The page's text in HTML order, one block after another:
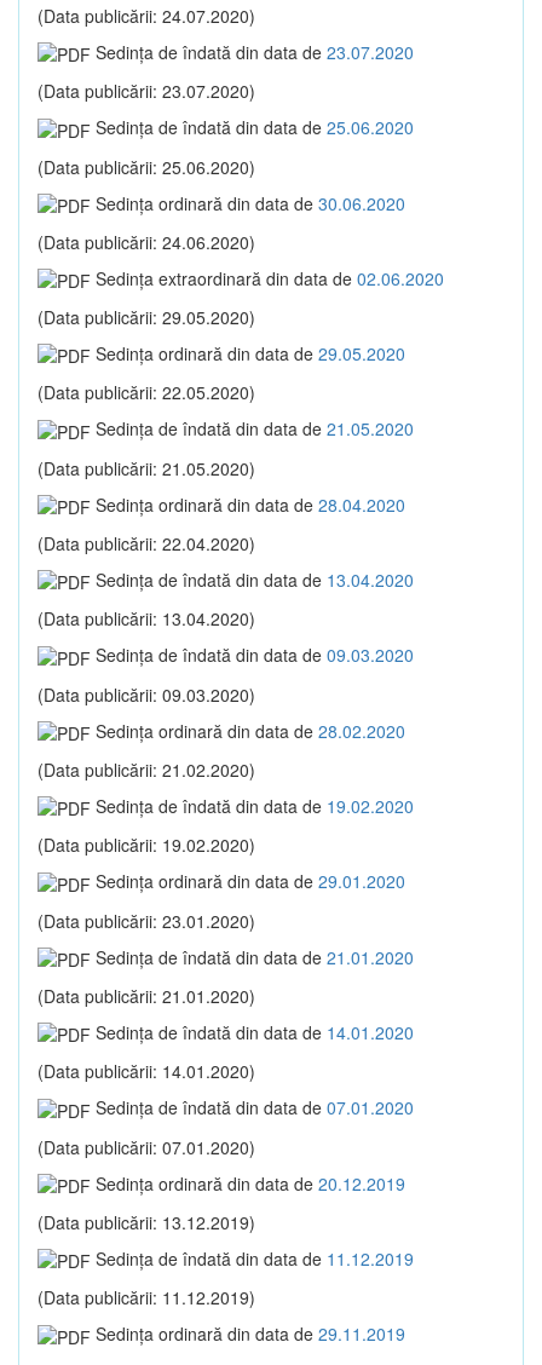
(Data publicării: 24.07.2020)
Sedinţa de îndată din data de 23.07.2020
(Data publicării: 23.07.2020)
Sedinţa de îndată din data de 25.06.2020
(Data publicării: 25.06.2020)
Sedinţa ordinară din data de 30.06.2020
(Data publicării: 24.06.2020)
Sedinţa extraordinară din data de 02.06.2020
(Data publicării: 29.05.2020)
Sedinţa ordinară din data de 29.05.2020
(Data publicării: 22.05.2020)
Sedinţa de îndată din data de 21.05.2020
(Data publicării: 21.05.2020)
Sedinţa ordinară din data de 28.04.2020
(Data publicării: 22.04.2020)
Sedinţa de îndată din data de 13.04.2020
(Data publicării: 13.04.2020)
Sedinţa de îndată din data de 09.03.2020
(Data publicării: 09.03.2020)
Sedinţa ordinară din data de 28.02.2020
(Data publicării: 21.02.2020)
Sedinţa de îndată din data de 19.02.2020
(Data publicării: 19.02.2020)
Sedinţa ordinară din data de 29.01.2020
(Data publicării: 23.01.2020)
Sedinţa de îndată din data de 21.01.2020
(Data publicării: 21.01.2020)
Sedinţa de îndată din data de 14.01.2020
(Data publicării: 14.01.2020)
Sedinţa de îndată din data de 07.01.2020
(Data publicării: 07.01.2020)
Sedinţa ordinară din data de 20.12.2019
(Data publicării: 13.12.2019)
Sedinţa de îndată din data de 11.12.2019
(Data publicării: 11.12.2019)
Sedinţa ordinară din data de 29.11.2019